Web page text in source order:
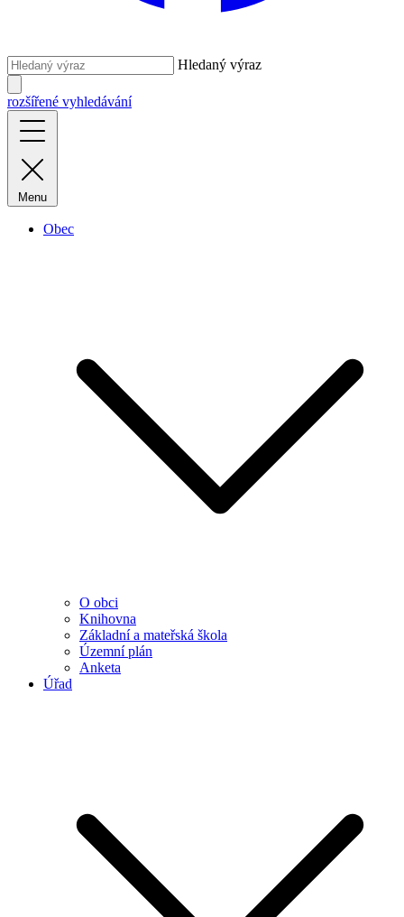
Hledaný výraz
rozšířené vyhledávání
Menu
Obec
O obci
Knihovna
Základní a mateřská škola
Územní plán
Anketa
Úřad